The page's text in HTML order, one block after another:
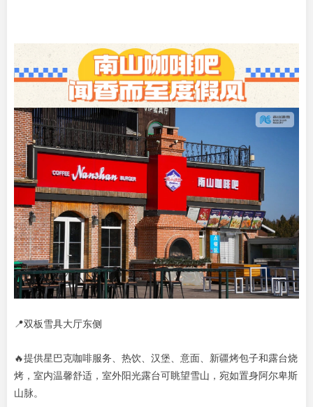
📍双板雪具大厅东侧
🔥提供星巴克咖啡服务、热饮、汉堡、意面、新疆烤包子和露台烧
烤，室内温馨舒适，室外阳光露台可眺望雪山，宛如置身阿尔卑斯
山脉。